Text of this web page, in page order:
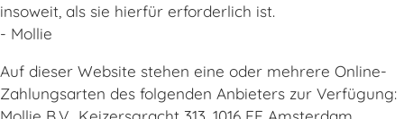
insoweit, als sie hierfür erforderlich ist.
- Mollie
Auf dieser Website stehen eine oder mehrere Online-
Zahlungsarten des folgenden Anbieters zur Verfügung: